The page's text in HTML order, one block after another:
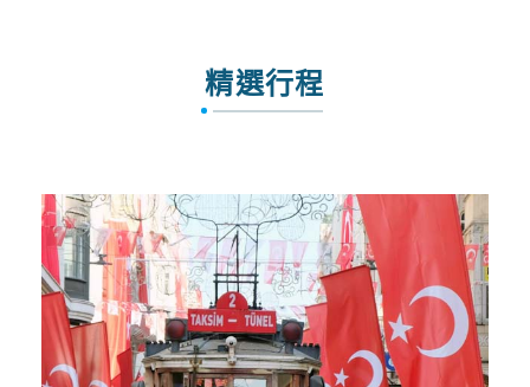
精選行程